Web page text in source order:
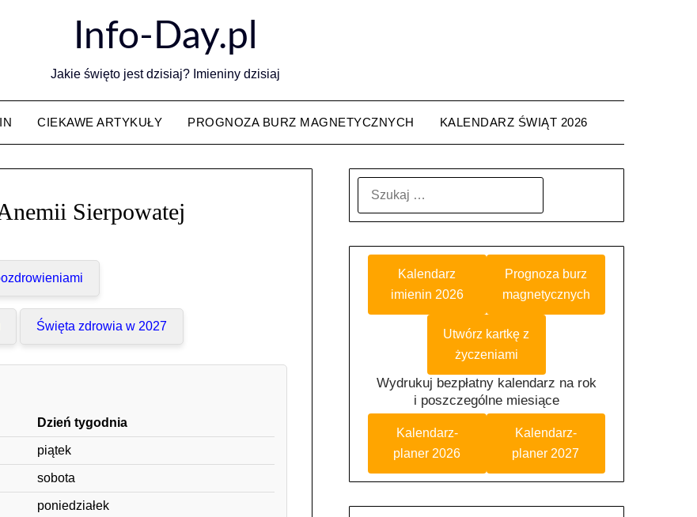
Info-Day.pl
Jakie święto jest dzisiaj? Imieniny dzisiaj
CIEKAWE ARTYKUŁY PROGNOZA BURZ MAGNETYCZNYCH KALENDARZ ŚWIĄT 2026
Sierpowatej
Święta zdrowia w 2027
Dzień tygodnia
piątek
sobota
poniedziałek
Kalendarz
imienin 2026
Prognoza burz
magnetycznych
Utwórz kartkę z
życzeniami
Wydrukuj bezpłatny kalendarz na rok
i poszczególne miesiące
Kalendarz-
planer 2026
Kalendarz-
planer 2027